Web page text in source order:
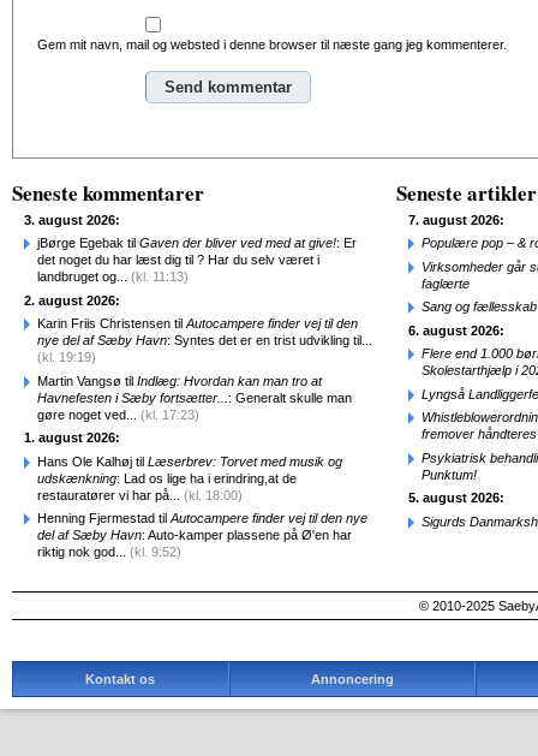
Gem mit navn, mail og websted i denne browser til næste gang jeg kommenterer.
Seneste kommentarer
3. august 2026:
jBørge Egebak til Gaven der bliver ved med at give!: Er
det noget du har læst dig til ? Har du selv været i
landbruget og... (kl. 11:13)
2. august 2026:
Karin Friis Christensen til Autocampere finder vej til den
nye del af Sæby Havn: Syntes det er en trist udvikling til...
(kl. 19:19)
Martin Vangsø til Indlæg: Hvordan kan man tro at
Havnefesten i Sæby fortsætter... : Generalt skulle man
gøre noget ved... (kl. 17:23)
1. august 2026:
Hans Ole Kalhøj til Læserbrev: Torvet med musik og
udskænkning: Lad os lige ha i erindring,at de
restauratører vi har på... (kl. 18:00)
Henning Fjermestad til Autocampere finder vej til den nye
del af Sæby Havn: Auto-kamper plassene på Ø'en har
riktig nok god... (kl. 9:52)
Seneste artikler
7. august 2026:
Populære pop – &
Virksomheder går
faglærte
Sang og
6. august 2026:
Flere end 1.000
Skolestarthjælp i
Lyngså
fremover
Psykiatrisk
Punktum!
5. august 2026:
Sigurds
© 2010-2025
Kontakt os Annoncering